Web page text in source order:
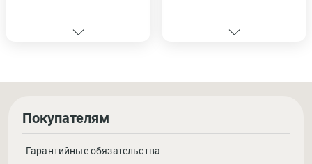
Покупателям
Гарантийные обязательства